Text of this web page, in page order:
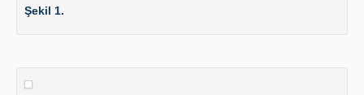
Şekil 1.